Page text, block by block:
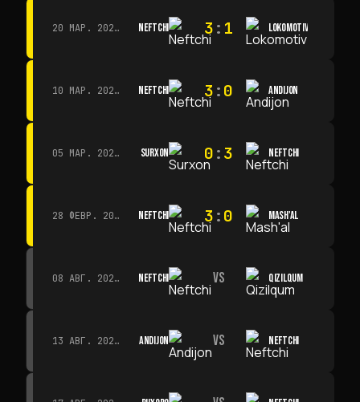
20 МАР. 2026 Г. · 11:00 NEFTCHI 3: 1 LOKOMOTIV
10 МАР. 2026 Г. · 14:00 NEFTCHI 3:0 ANDIJON
05 МАР. 2026 Г. · 14:30 SURXON 0:3 NEFTCHI
28 ФЕВР. 2026 Г. · 13:45 NEFTCHI 3:0 MASH'AL
08 АВГ. 2026 Г. · 14:00 NEFTCHI VS QIZILQUM
13 АВГ. 2026 Г. · 14:00 ANDIJON VS NEFTCHI